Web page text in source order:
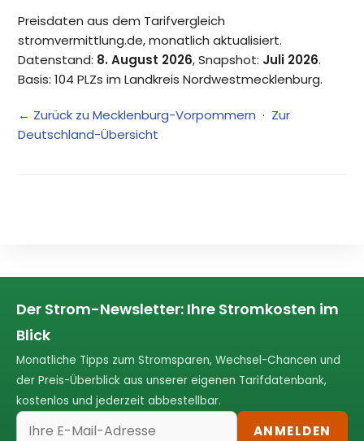
Preisdaten aus dem Tarifvergleich
stromvermittlung.de, monatlich aktualisiert.
Datenstand: 8. August 2026, Snapshot: Juli 2026.
Basis: 104 PLZs im Landkreis Nordwestmecklenburg.
← Zurück zu Mecklenburg-Vorpommern · Zur
Deutschland-Übersicht
Der Strom-Newsletter: Ihre Stromkosten im
Blick
Monatliche Tipps zum Stromsparen, Wechsel-Chancen und
der Preis-Überblick aus unserer eigenen Tarifdatenbank,
kostenlos und jederzeit abbestellbar.
ANMELDEN